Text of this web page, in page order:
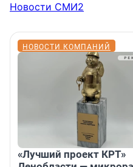
Новости СМИ2
НОВОСТИ КОМПАНИЙ
«Лучший проект КРТ»